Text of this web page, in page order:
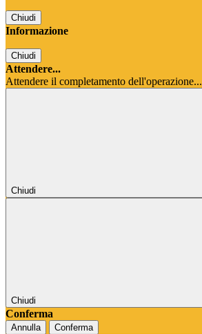
Chiudi
Informazione
Chiudi
Attendere...
Attendere il completamento dell'operazione...
Chiudi
Chiudi
Conferma
Annulla Conferma